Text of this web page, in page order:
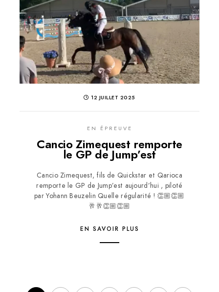
12 JUILLET 2025
EN ÉPREUVE
Cancio Zimequest remporte
le GP de Jump’est
Cancio Zimequest, fils de Quickstar et Qarioca
remporte le GP de Jump’est aujourd’hui , piloté
par Yohann Beuzelin Quelle régularité ! 👏🏼👏🏼
🥂🥂👏🏼👏🏼
EN SAVOIR PLUS